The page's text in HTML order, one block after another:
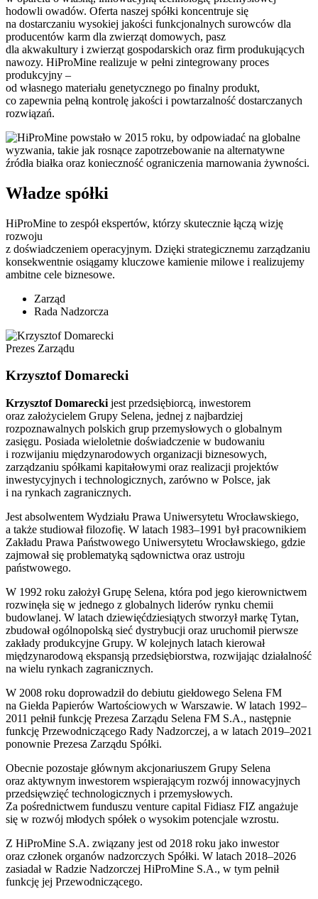
hodowli owadów. Oferta naszej spółki koncentruje się
na dostarczaniu wysokiej jakości funkcjonalnych surowców dla
producentów karm dla zwierząt domowych, pasz
dla akwakultury i zwierząt gospodarskich oraz firm produkujących
nawozy. HiProMine realizuje w pełni zintegrowany proces
produkcyjny –
od własnego materiału genetycznego po finalny produkt,
co zapewnia pełną kontrolę jakości i powtarzalność dostarczanych
rozwiązań.
Władze spółki
HiProMine to zespół ekspertów, którzy skutecznie łączą wizję
rozwoju
z doświadczeniem operacyjnym. Dzięki strategicznemu zarządzaniu
konsekwentnie osiągamy kluczowe kamienie milowe i realizujemy
ambitne cele biznesowe.
Zarząd
Rada Nadzorcza
Prezes Zarządu
Krzysztof Domarecki
Krzysztof Domarecki jest przedsiębiorcą, inwestorem
oraz założycielem Grupy Selena, jednej z najbardziej
rozpoznawalnych polskich grup przemysłowych o globalnym
zasięgu. Posiada wieloletnie doświadczenie w budowaniu
i rozwijaniu międzynarodowych organizacji biznesowych,
zarządzaniu spółkami kapitałowymi oraz realizacji projektów
inwestycyjnych i technologicznych, zarówno w Polsce, jak
i na rynkach zagranicznych.
Jest absolwentem Wydziału Prawa Uniwersytetu Wrocławskiego,
a także studiował filozofię. W latach 1983–1991 był pracownikiem
Zakładu Prawa Państwowego Uniwersytetu Wrocławskiego, gdzie
zajmował się problematyką sądownictwa oraz ustroju
państwowego.
W 1992 roku założył Grupę Selena, która pod jego kierownictwem
rozwinęła się w jednego z globalnych liderów rynku chemii
budowlanej. W latach dziewięćdziesiątych stworzył markę Tytan,
zbudował ogólnopolską sieć dystrybucji oraz uruchomił pierwsze
zakłady produkcyjne Grupy. W kolejnych latach kierował
międzynarodową ekspansją przedsiębiorstwa, rozwijając działalność
na wielu rynkach zagranicznych.
W 2008 roku doprowadził do debiutu giełdowego Selena FM
na Giełda Papierów Wartościowych w Warszawie. W latach 1992–
2011 pełnił funkcję Prezesa Zarządu Selena FM S.A., następnie
funkcję Przewodniczącego Rady Nadzorczej, a w latach 2019–2021
ponownie Prezesa Zarządu Spółki.
Obecnie pozostaje głównym akcjonariuszem Grupy Selena
oraz aktywnym inwestorem wspierającym rozwój innowacyjnych
przedsięwzięć technologicznych i przemysłowych.
Za pośrednictwem funduszu venture capital Fidiasz FIZ angażuje
się w rozwój młodych spółek o wysokim potencjale wzrostu.
Z HiProMine S.A. związany jest od 2018 roku jako inwestor
oraz członek organów nadzorczych Spółki. W latach 2018–2026
zasiadał w Radzie Nadzorczej HiProMine S.A., w tym pełnił
funkcję jej Przewodniczącego.